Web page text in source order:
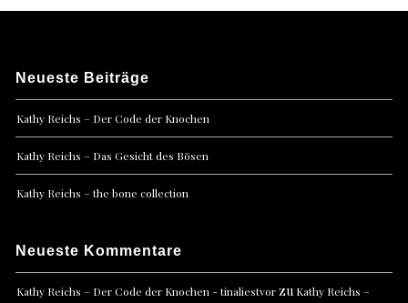
Neueste Beiträge
Kathy Reichs – Der Code der Knochen
Kathy Reichs – Das Gesicht des Bösen
Kathy Reichs – the bone collection
Neueste Kommentare
Kathy Reichs – Der Code der Knochen - tinaliestvorzu Kathy Reichs –